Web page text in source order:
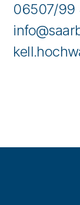
06507/99